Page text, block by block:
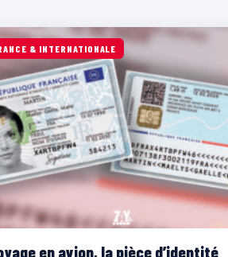
& INTERNATIONALE
en avion, la pièce d’identité